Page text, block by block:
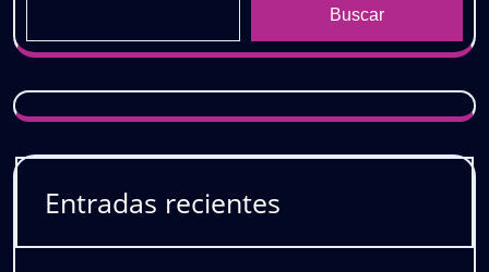
Buscar
Entradas recientes